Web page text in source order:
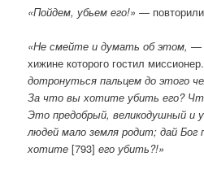
«Пойдем, убьем его!»—
«Не смейте и думать об этом,—
хижине которого гостил
дотронуться пальцем до этого
За что вы хотите убить его?
Это предобрый, великодушный и
людей мало земля родит; дай
хотите [793]его убить?!»